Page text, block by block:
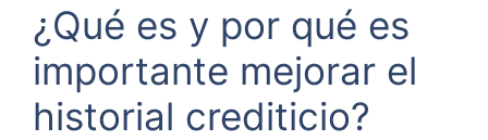
¿Qué es y por qué es
importante mejorar el
historial crediticio?